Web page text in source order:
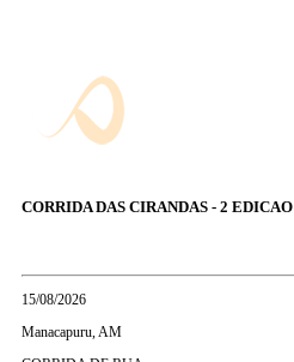
CORRIDA DAS CIRANDAS - 2 EDICAO
15/08/2026
Manacapuru, AM